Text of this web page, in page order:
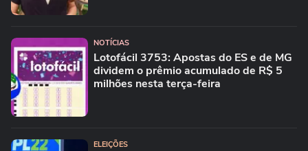
NOTÍCIAS
Lotofácil 3753: Apostas do ES e de MG
dividem o prêmio acumulado de R$ 5
milhões nesta terça-feira
ELEIÇÕES